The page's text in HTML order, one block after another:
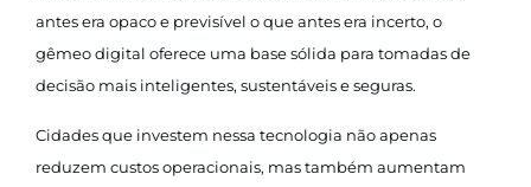
antes era opaco e previsível o que antes era incerto, o
gêmeo digital oferece uma base sólida para tomadas de
decisão mais inteligentes, sustentáveis e seguras.
Cidades que investem nessa tecnologia não apenas
reduzem custos operacionais, mas também aumentam